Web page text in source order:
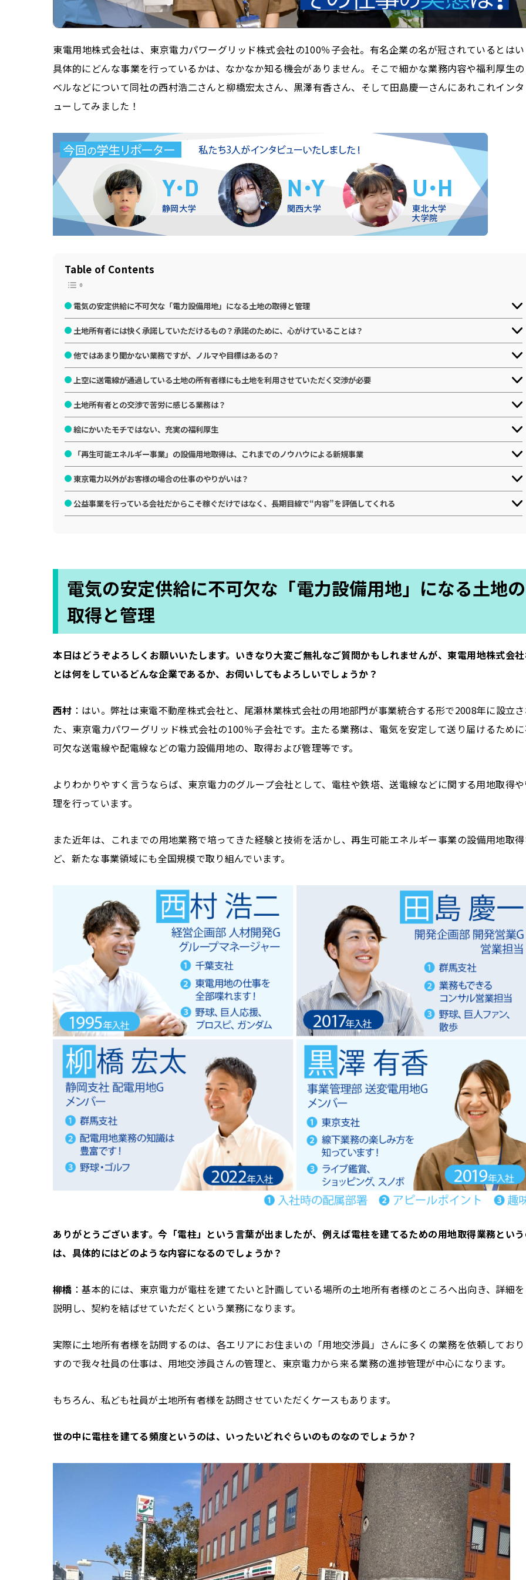
東電用地株式会社は、東京電力パワーグリッド株式会社の100％子会社。有名企業の名が冠されているとは
具体的にどんな事業を行っているかは、なかなか知る機会がありません。そこで細かな業務内容や福利厚生
ベルなどについて同社の西村浩二さんと柳橋宏太さん、黒澤有香さん、そして田島慶一さんにあれこれイン
ューしてみました！
Table of Contents
電気の安定供給に不可欠な「電力設備用地」になる土地の取得と管理
土地所有者には快く承諾していただけるもの？承諾のために、心がけていることは？
他ではあまり聞かない業務ですが、ノルマや目標はあるの？
上空に送電線が通過している土地の所有者様にも土地を利用させていただく交渉が必要
土地所有者との交渉で苦労に感じる業務は？
絵にかいたモチではない、充実の福利厚生
「再生可能エネルギー事業」の設備用地取得は、これまでのノウハウによる新規事業
東京電力以外がお客様の場合の仕事のやりがいは？
公益事業を行っている会社だからこそ稼ぐだけではなく、長期目線で“内容”を評価してくれる
電気の安定供給に不可欠な「電力設備用地」になる土地の
取得と管理
――本日はどうぞよろしくお願いいたします。いきなり大変ご無礼なご質問かもしれませんが、東電用地株式会
とは何をしているどんな企業であるか、お伺いしてもよろしいでしょうか？
西村 ：はい。弊社は東電不動産株式会社と、尾瀬林業株式会社の用地部門が事業統合する形で2008年に設立
た、東京電力パワーグリッド株式会社の100％子会社です。主たる業務は、電気を安定して送り届けるため
可欠な送電線や配電線などの電力設備用地の、取得および管理等です。
よりわかりやすく言うならば、東京電力のグループ会社として、電柱や鉄塔、送電線などに関する用地取得
理を行っています。
また近年は、これまでの用地業務で培ってきた経験と技術を活かし、再生可能エネルギー事業の設備用地取
ど、新たな事業領域にも全国規模で取り組んでいます。
――ありがとうございます。今「電柱」という言葉が出ましたが、例えば電柱を建てるための用地取得業務とい
は、具体的にはどのような内容になるのでしょうか？
柳橋 ：基本的には、東京電力が電柱を建てたいと計画している場所の土地所有者様のところへ出向き、詳細
説明し、契約を結ばせていただくという業務になります。
実際に土地所有者様を訪問するのは、各エリアにお住まいの「用地交渉員」さんに多くの業務を依頼してお
すので我々社員の仕事は、用地交渉員さんの管理と、東京電力から来る業務の進捗管理が中心になります。
もちろん、私ども社員が土地所有者様を訪問させていただくケースもあります。
――世の中に電柱を建てる頻度というのは、いったいどれぐらいのものなのでしょうか？